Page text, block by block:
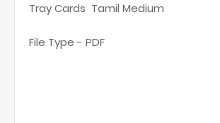
Tray Cards Tamil Medium
File Type - PDF